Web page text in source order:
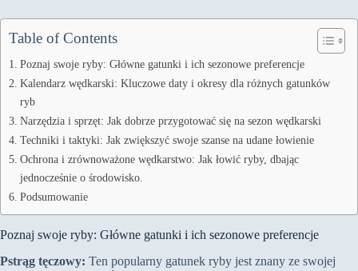
Table of Contents
Poznaj swoje ryby: Główne gatunki i ich sezonowe preferencje
Kalendarz wędkarski: Kluczowe daty i okresy dla różnych gatunków
ryb
Narzędzia i sprzęt: Jak dobrze przygotować się na sezon wędkarski
Techniki i taktyki: Jak zwiększyć swoje szanse na udane łowienie
Ochrona i zrównoważone wędkarstwo: Jak łowić ryby, dbając
jednocześnie o środowisko.
Podsumowanie
Poznaj swoje ryby: Główne gatunki i ich sezonowe preferencje
Pstrąg tęczowy: Ten popularny gatunek ryby jest znany ze swojej